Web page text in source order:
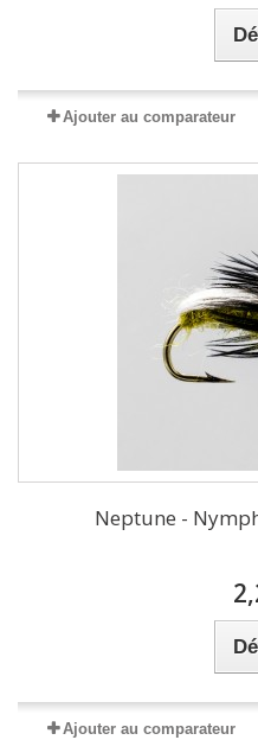
Ajouter au comparateur
Neptune -
Ajouter au comparateur